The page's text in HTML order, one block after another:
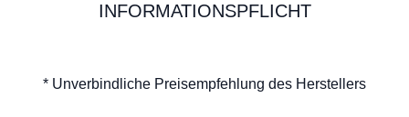
INFORMATIONSPFLICHT
* Unverbindliche Preisempfehlung des Herstellers